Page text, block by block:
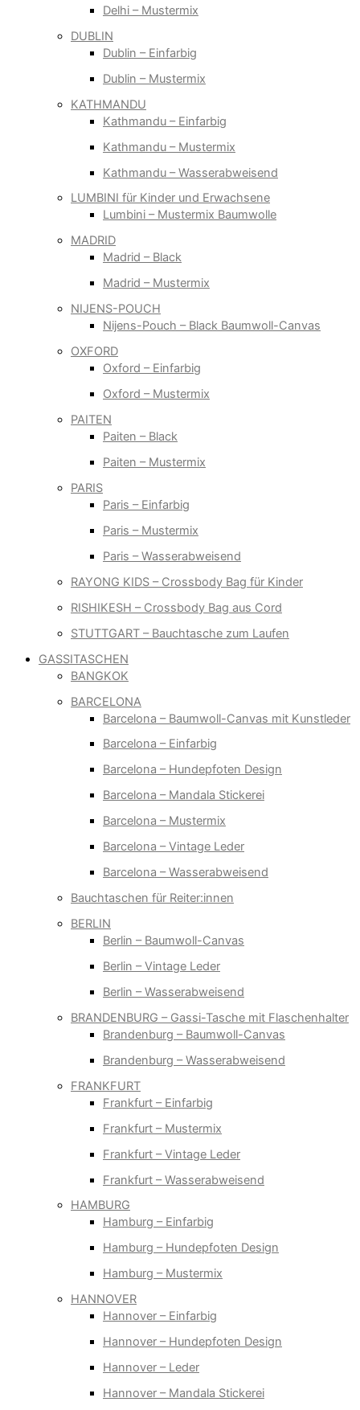
Delhi – Mustermix
DUBLIN
Dublin – Einfarbig
Dublin – Mustermix
KATHMANDU
Kathmandu – Einfarbig
Kathmandu – Mustermix
Kathmandu – Wasserabweisend
LUMBINI für Kinder und Erwachsene
Lumbini – Mustermix Baumwolle
MADRID
Madrid – Black
Madrid – Mustermix
NIJENS-POUCH
Nijens-Pouch – Black Baumwoll-Canvas
OXFORD
Oxford – Einfarbig
Oxford – Mustermix
PAITEN
Paiten – Black
Paiten – Mustermix
PARIS
Paris – Einfarbig
Paris – Mustermix
Paris – Wasserabweisend
RAYONG KIDS – Crossbody Bag für Kinder
RISHIKESH – Crossbody Bag aus Cord
STUTTGART – Bauchtasche zum Laufen
GASSITASCHEN
BANGKOK
BARCELONA
Barcelona – Baumwoll-Canvas mit Kunstleder
Barcelona – Einfarbig
Barcelona – Hundepfoten Design
Barcelona – Mandala Stickerei
Barcelona – Mustermix
Barcelona – Vintage Leder
Barcelona – Wasserabweisend
Bauchtaschen für Reiter:innen
BERLIN
Berlin – Baumwoll-Canvas
Berlin – Vintage Leder
Berlin – Wasserabweisend
BRANDENBURG – Gassi-Tasche mit Flaschenhalter
Brandenburg – Baumwoll-Canvas
Brandenburg – Wasserabweisend
FRANKFURT
Frankfurt – Einfarbig
Frankfurt – Mustermix
Frankfurt – Vintage Leder
Frankfurt – Wasserabweisend
HAMBURG
Hamburg – Einfarbig
Hamburg – Hundepfoten Design
Hamburg – Mustermix
HANNOVER
Hannover – Einfarbig
Hannover – Hundepfoten Design
Hannover – Leder
Hannover – Mandala Stickerei